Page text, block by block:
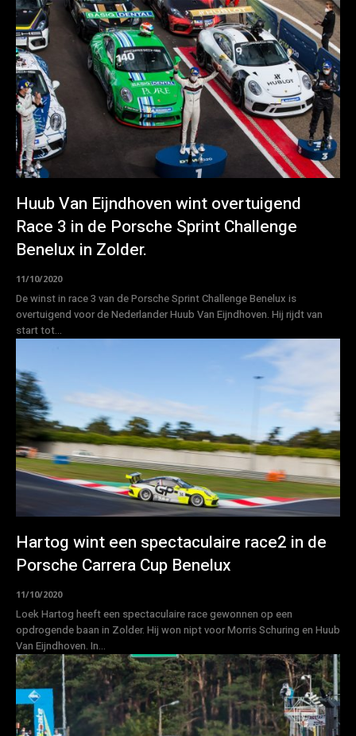
Huub Van Eijndhoven wint overtuigend
Race 3 in de Porsche Sprint Challenge
Benelux in Zolder.
11/10/2020
De winst in race 3 van de Porsche Sprint Challenge Benelux is
overtuigend voor de Nederlander Huub Van Eijndhoven. Hij rijdt van
start tot...
Hartog wint een spectaculaire race2 in de
Porsche Carrera Cup Benelux
11/10/2020
Loek Hartog heeft een spectaculaire race gewonnen op een
opdrogende baan in Zolder. Hij won nipt voor Morris Schuring en Huub
Van Eijndhoven. In...